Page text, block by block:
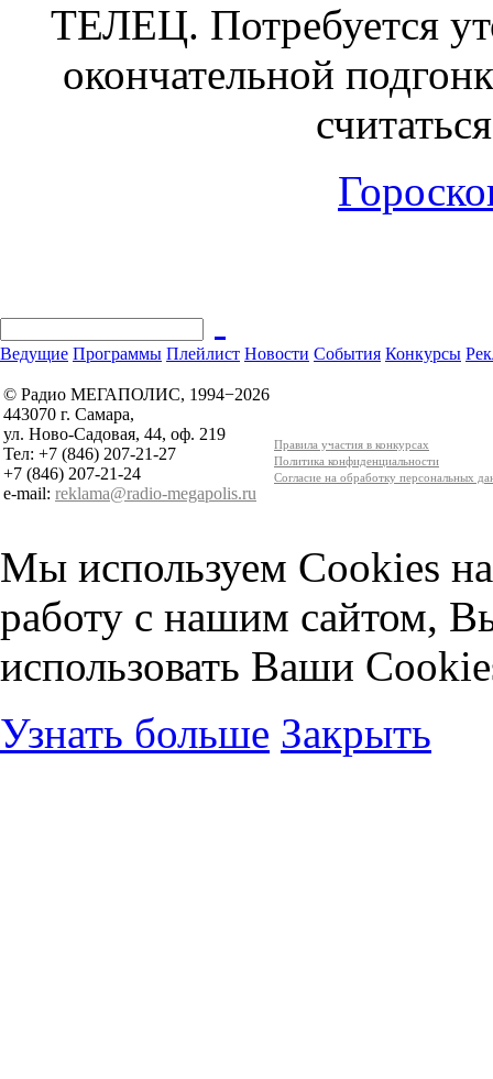
ТЕЛЕЦ. Потребуется
окончательной
Ведущие Программы Плейлист Новости События Конкурсы
© Радио МЕГАПОЛИС, 1994−2026
443070 г. Самара,
ул. Ново-Садовая, 44, оф. 219
Тел: +7 (846) 207-21-27
+7 (846) 207-21-24
e-mail: reklama@radio-megapolis.ru
Правила участия в конкурсах
Политика конфиденциальности
Согласие на обработку персональных
Мы используем Cookies
работу с нашим сайтом,
использовать Ваши
Узнать больше Закрыть